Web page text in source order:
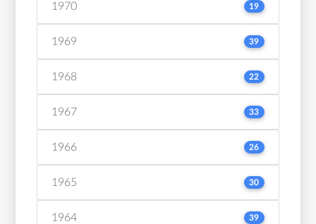
1970 19
1969 39
1968 22
1967 33
1966 26
1965 30
1964 39